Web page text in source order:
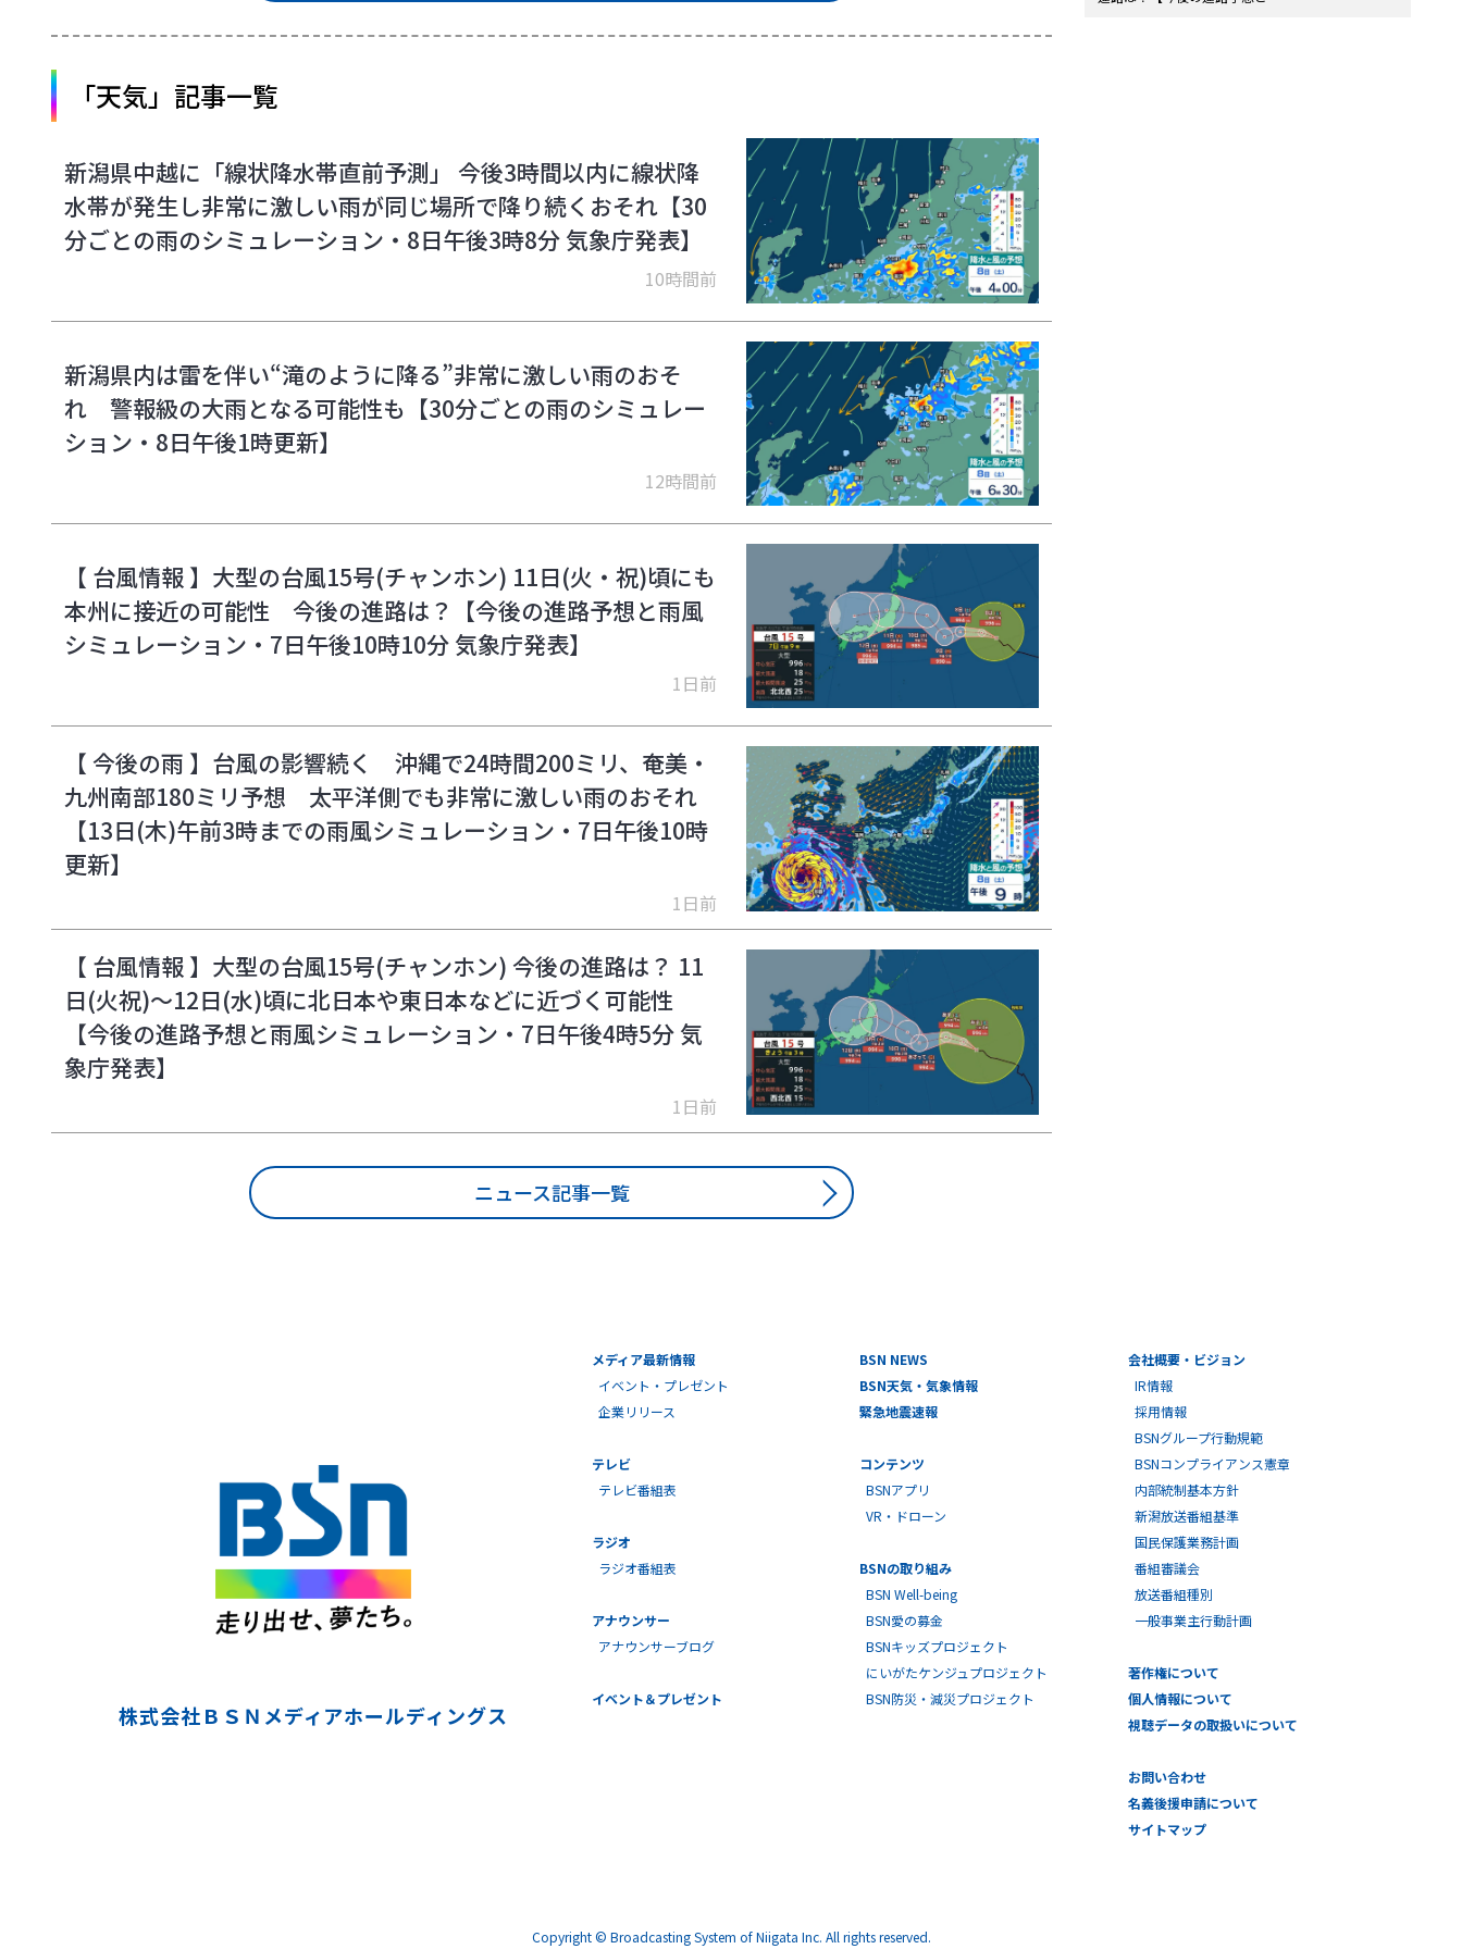
「天気」記事一覧
新潟県中越に「線状降水帯直前予測」 今後3時間以内に線状降
水帯が発生し非常に激しい雨が同じ場所で降り続くおそれ【30
分ごとの雨のシミュレーション・8日午後3時8分 気象庁発表】
10時間前
新潟県内は雷を伴い“滝のように降る”非常に激しい雨のおそ
れ 警報級の大雨となる可能性も【30分ごとの雨のシミュレー
ション・8日午後1時更新】
12時間前
【 台風情報 】大型の台風15号(チャンホン) 11日(火・祝)頃にも
本州に接近の可能性 今後の進路は？【今後の進路予想と雨風
シミュレーション・7日午後10時10分 気象庁発表】
1日前
【 今後の雨 】台風の影響続く 沖縄で24時間200ミリ、奄美・
九州南部180ミリ予想 太平洋側でも非常に激しい雨のおそれ
【13日(木)午前3時までの雨風シミュレーション・7日午後10時
更新】
1日前
【 台風情報 】大型の台風15号(チャンホン) 今後の進路は？ 11
日(火祝)～12日(水)頃に北日本や東日本などに近づく可能性
【今後の進路予想と雨風シミュレーション・7日午後4時5分 気
象庁発表】
1日前
ニュース記事一覧
株式会社ＢＳＮメディアホールディングス
メディア最新情報
イベント・プレゼント
企業リリース
テレビ
テレビ番組表
ラジオ
ラジオ番組表
アナウンサー
アナウンサーブログ
イベント＆プレゼント
BSN NEWS
BSN天気・気象情報
緊急地震速報
コンテンツ
BSNアプリ
VR・ドローン
BSNの取り組み
BSN Well-being
BSN愛の募金
BSNキッズプロジェクト
にいがたケンジュプロジェクト
BSN防災・減災プロジェクト
会社概要・ビジョン
IR情報
採用情報
BSNグループ行動規範
BSNコンプライアンス憲章
内部統制基本方針
新潟放送番組基準
国民保護業務計画
番組審議会
放送番組種別
一般事業主行動計画
著作権について
個人情報について
視聴データの取扱いについて
お問い合わせ
名義後援申請について
サイトマップ
Copyright © Broadcasting System of Niigata Inc. All rights reserved.